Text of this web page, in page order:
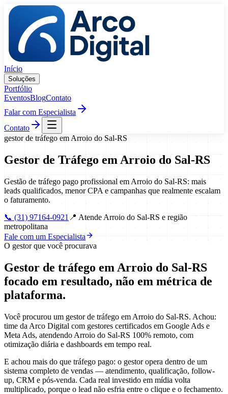
Pular para o conteúdo
Início
Soluções
Portfólio
EventosBlogContato
Falar com Especialista
Contato
gestor de tráfego em Arroio do Sal-RS
Gestor de Tráfego em Arroio do Sal-RS
Gestão de tráfego pago profissional em Arroio do Sal-RS: mais
leads qualificados, menor CPA e campanhas que realmente escalam
o faturamento.
📞 (31) 97164-0921 📍 Atende Arroio do Sal-RS e região
metropolitana
Fale com um Especialista
O gestor que você procurava
Gestor de tráfego em Arroio do Sal-RS
focado em resultado, não em métrica de
plataforma.
Você procurou um gestor de tráfego em Arroio do Sal-RS. Achou:
time da Arco Digital com gestores certificados em Google Ads e
Meta Ads, atendendo Arroio do Sal-RS 100% remoto, com
otimização diária e dashboards em tempo real.
E achou mais do que tráfego pago: o gestor opera dentro de um
sistema completo de vendas — atendimento, qualificação, follow-
up, CRM e pós-venda. Cada real investido em mídia volta
multiplicado, porque o lead não esfria entre o clique e o fechamento.